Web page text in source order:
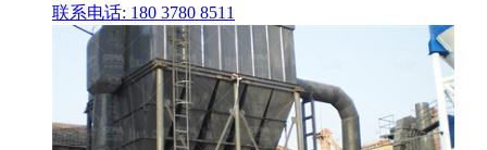
联系电话: 180 3780 8511